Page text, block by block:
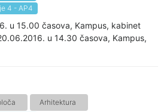
4 - AP4
u 15.00 časova, Kampus, kabinet
u 14.30 časova, Kampus,
Arhitektura